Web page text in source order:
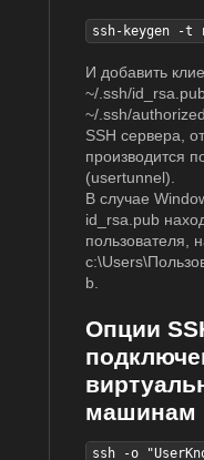
ssh-keygen -t
И добавить
~/.ssh/
~/.ssh/
SSH сервера,
производится
(usertunnel).
В случае
id_rsa.pub
пользователя,
b.
Опции
машинам
ssh -o